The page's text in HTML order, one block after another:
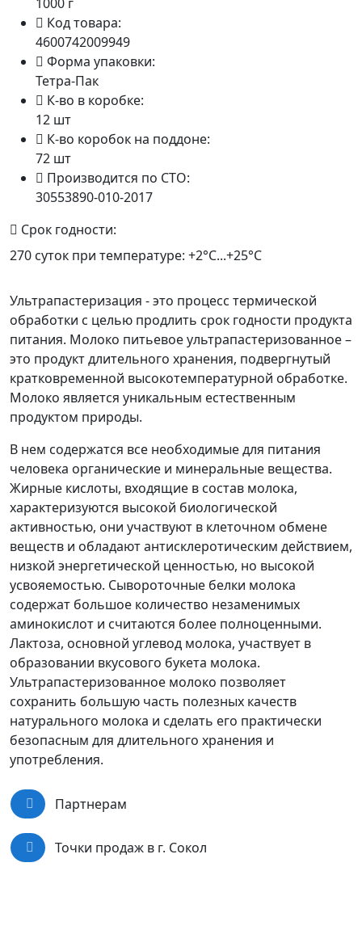
Код товара:
4600742009949
Форма упаковки:
Тетра-Пак
К-во в коробке:
12 шт
К-во коробок на поддоне:
72 шт
Производится по СТО:
30553890-010-2017
Срок годности:
270 суток при температуре: +2°С...+25°С
Ультрапастеризация - это процесс термической
обработки с целью продлить срок годности продукта
питания. Молоко питьевое ультрапастеризованное –
это продукт длительного хранения, подвергнутый
кратковременной высокотемпературной обработке.
Молоко является уникальным естественным
продуктом природы.
В нем содержатся все необходимые для питания
человека органические и минеральные вещества.
Жирные кислоты, входящие в состав молока,
характеризуются высокой биологической
активностью, они участвуют в клеточном обмене
веществ и обладают антисклеротическим действием,
низкой энергетической ценностью, но высокой
усвояемостью. Сывороточные белки молока
содержат большое количество незаменимых
аминокислот и считаются более полноценными.
Лактоза, основной углевод молока, участвует в
образовании вкусового букета молока.
Ультрапастеризованное молоко позволяет
сохранить большую часть полезных качеств
натурального молока и сделать его практически
безопасным для длительного хранения и
употребления.
Партнерам
Точки продаж в г. Сокол